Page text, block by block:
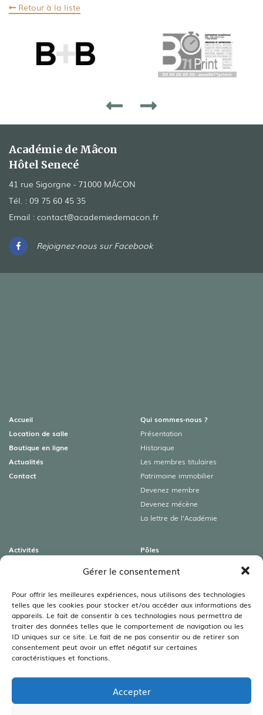
Gérer le consentement
Pour offrir les meilleures expériences, nous utilisons des technologies
telles que les cookies pour stocker et/ou accéder aux informations des
appareils. Le fait de consentir à ces technologies nous permettra de
traiter des données telles que le comportement de navigation ou les
ID uniques sur ce site. Le fait de ne pas consentir ou de retirer son
consentement peut avoir un effet négatif sur certaines
caractéristiques et fonctions.
Accepter
Retour à la liste
Académie de Mâcon
Hôtel Senecé
41 rue Sigorgne - 71000 MÂCON
Tél. : 09 75 60 45 35
Email : contact@academiedemacon.fr
Rejoignez-nous sur Facebook
Accueil
Location de salle
Boutique en ligne
Actualités
Contact
Qui sommes-nous ?
Présentation
Historique
Les membres titulaires
Patrimoine immobilier
Devenez membre
Devenez mécène
La lettre de l’Académie
Activités
Expositions
Visites guidées
Rencontres autour du livre
Pôles
Art roman & Autres patrimoines
Lamartine
Littéraire
Sciences
Viticulture – Agriculture –
Environnement
Les annales